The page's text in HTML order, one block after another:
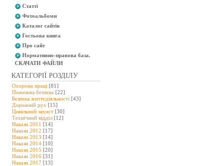
Статті
Фотоальбоми
Каталог сайтів
Гостьова книга
Про сайт
Нормативно-правова база.
СКАЧАТИ ФАЙЛИ
КАТЕГОРІЇ РОЗДІЛУ
Охорона праці [81]
Пожежна безпека [22]
Безпека життєдіяльності [43]
Дорожній рух [15]
Цивільний захист [30]
Технічний відділ [12]
Накази 2011 [14]
Накази 2012 [17]
Накази 2013 [14]
Накази 2014 [10]
Накази 2015 [20]
Накази 2016 [31]
Накази 2017 [13]